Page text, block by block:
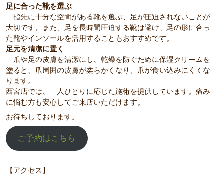
足に合った靴を選ぶ
指先に十分な空間がある靴を選ぶ、足が圧迫されないことが
大切です。また、足を長時間圧迫する靴は避け、足の形に合っ
た靴やインソールを活用することもおすすめです。
足元を清潔に置く
爪や足の皮膚を清潔にし、乾燥を防ぐために保湿クリームを
塗ると、爪周囲の皮膚が柔らかくなり、爪が食い込みにくくな
ります。
西宮店では、一人ひとりに応じた施術を提供しています。痛み
に悩む方も安心してご来店いただけます。
お待ちしております。
ご予約はこちら
【アクセス】